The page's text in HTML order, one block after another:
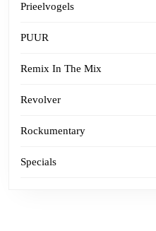
Prieelvogels
PUUR
Remix In The Mix
Revolver
Rockumentary
Specials